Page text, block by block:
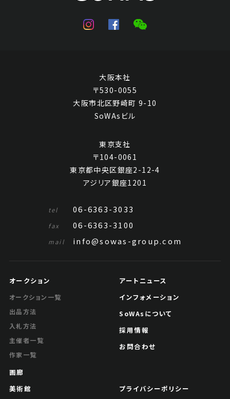
大阪本社
〒530-0055
大阪市北区野崎町 9-10
SoWAsビル
東京支社
〒104-0061
東京都中央区銀座2-12-4
アジリア銀座1201
tel 06-6363-3033
fax 06-6363-3100
mail info@sowas-group.com
オークション
オークション一覧
出品方法
入札方法
主催者一覧
作家一覧
画廊
美術館
アートニュース
インフォメーション
SoWAsについて
採用情報
お問合わせ
プライバシーポリシー